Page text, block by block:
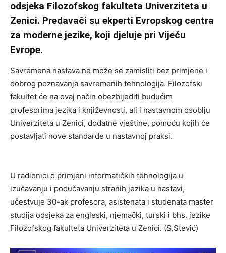
odsjeka Filozofskog fakulteta Univerziteta u
Zenici. Predavači su ekperti Evropskog centra
za moderne jezike, koji djeluje pri Vijeću
Evrope.
Savremena nastava ne može se zamisliti bez primjene i
dobrog poznavanja savremenih tehnologija. Filozofski
fakultet će na ovaj način obezbijediti budućim
profesorima jezika i književnosti, ali i nastavnom osoblju
Univerziteta u Zenici, dodatne vještine, pomoću kojih će
postavljati nove standarde u nastavnoj praksi.
U radionici o primjeni informatičkih tehnologija u
izučavanju i podučavanju stranih jezika u nastavi,
učestvuje 30-ak profesora, asistenata i studenata master
studija odsjeka za engleski, njemački, turski i bhs. jezike
Filozofskog fakulteta Univerziteta u Zenici. (S.Stević)